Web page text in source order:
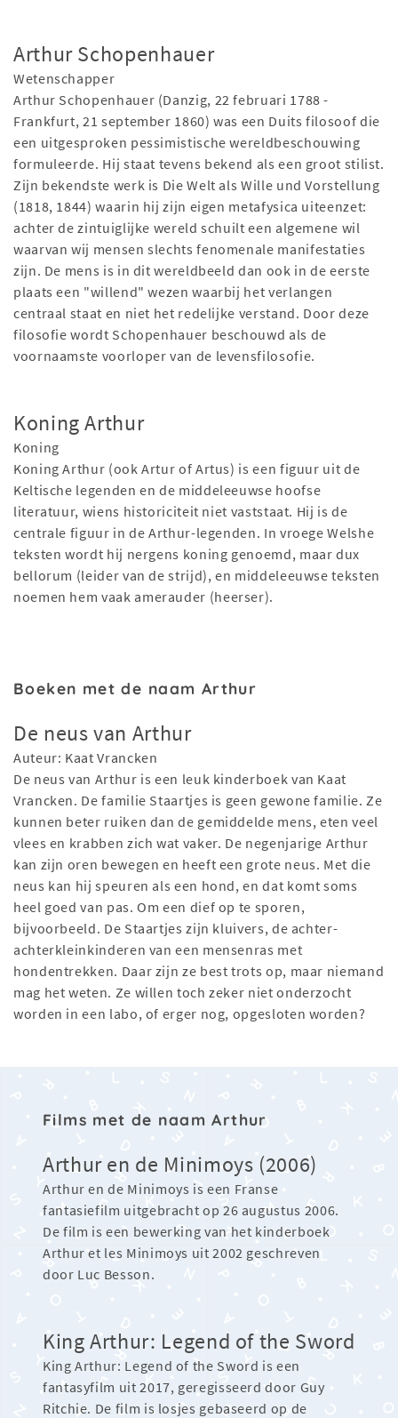
Arthur Schopenhauer
Wetenschapper
Arthur Schopenhauer (Danzig, 22 februari 1788 -
Frankfurt, 21 september 1860) was een Duits filosoof die
een uitgesproken pessimistische wereldbeschouwing
formuleerde. Hij staat tevens bekend als een groot stilist.
Zijn bekendste werk is Die Welt als Wille und Vorstellung
(1818, 1844) waarin hij zijn eigen metafysica uiteenzet:
achter de zintuiglijke wereld schuilt een algemene wil
waarvan wij mensen slechts fenomenale manifestaties
zijn. De mens is in dit wereldbeeld dan ook in de eerste
plaats een "willend" wezen waarbij het verlangen
centraal staat en niet het redelijke verstand. Door deze
filosofie wordt Schopenhauer beschouwd als de
voornaamste voorloper van de levensfilosofie.
Koning Arthur
Koning
Koning Arthur (ook Artur of Artus) is een figuur uit de
Keltische legenden en de middeleeuwse hoofse
literatuur, wiens historiciteit niet vaststaat. Hij is de
centrale figuur in de Arthur-legenden. In vroege Welshe
teksten wordt hij nergens koning genoemd, maar dux
bellorum (leider van de strijd), en middeleeuwse teksten
noemen hem vaak amerauder (heerser).
Boeken met de naam Arthur
De neus van Arthur
Auteur: Kaat Vrancken
De neus van Arthur is een leuk kinderboek van Kaat
Vrancken. De familie Staartjes is geen gewone familie. Ze
kunnen beter ruiken dan de gemiddelde mens, eten veel
vlees en krabben zich wat vaker. De negenjarige Arthur
kan zijn oren bewegen en heeft een grote neus. Met die
neus kan hij speuren als een hond, en dat komt soms
heel goed van pas. Om een dief op te sporen,
bijvoorbeeld. De Staartjes zijn kluivers, de achter-
achterkleinkinderen van een mensenras met
hondentrekken. Daar zijn ze best trots op, maar niemand
mag het weten. Ze willen toch zeker niet onderzocht
worden in een labo, of erger nog, opgesloten worden?
Films met de naam Arthur
Arthur en de Minimoys (2006)
Arthur en de Minimoys is een Franse
fantasiefilm uitgebracht op 26 augustus 2006.
De film is een bewerking van het kinderboek
Arthur et les Minimoys uit 2002 geschreven
door Luc Besson.
King Arthur: Legend of the Sword
King Arthur: Legend of the Sword is een
fantasyfilm uit 2017, geregisseerd door Guy
Ritchie. De film is losjes gebaseerd op de